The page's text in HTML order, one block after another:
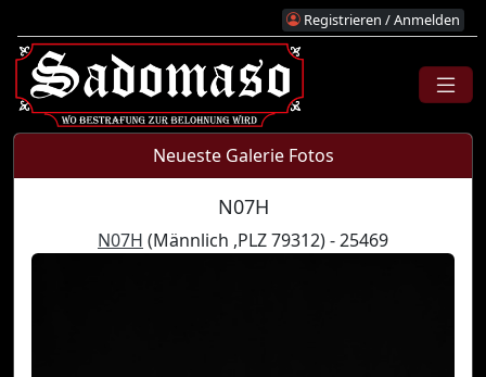
Registrieren / Anmelden
Neueste Galerie Fotos
N07H
N07H (Männlich ,PLZ 79312) - 25469